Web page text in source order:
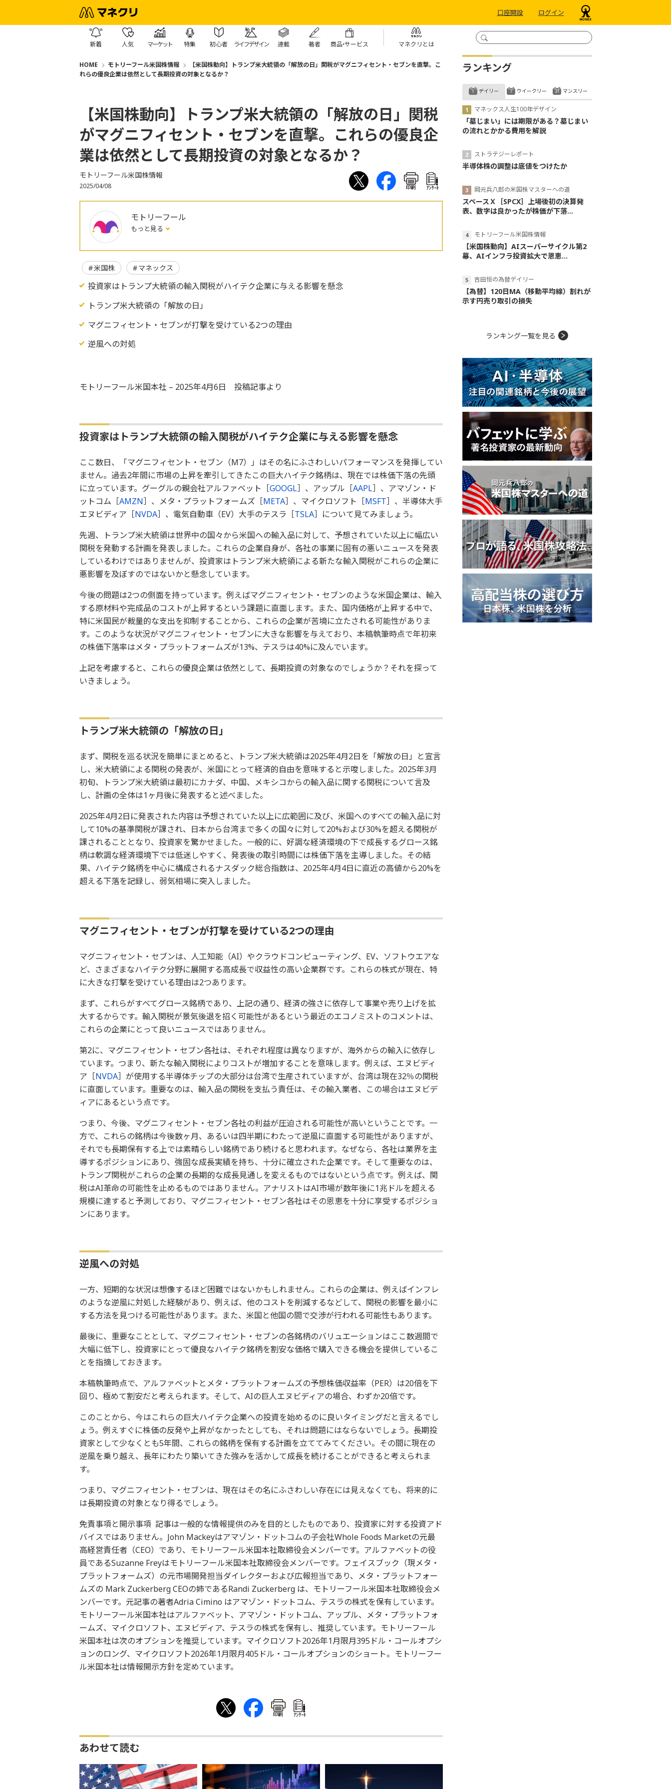
口座開設 ログイン
新着 人気 マーケット 特集 初心者 ライフデザイン 連載 著者 商品・サービス マネクリとは
HOME モトリーフール米国株情報
【米国株動向】トランプ米大統領の「解放の日」関税がマグニフィセント・セブンを直撃。こ
れらの優良企業は依然として長期投資の対象となるか？
【米国株動向】トランプ米大統領の「解放の日」関税
がマグニフィセント・セブンを直撃。これらの優良企
業は依然として長期投資の対象となるか？
モトリーフール米国株情報
2025/04/08 印刷 ｱﾝｹｰﾄ
モトリーフール
もっと見る
米国株 マネックス
投資家はトランプ大統領の輸入関税がハイテク企業に与える影響を懸念
トランプ米大統領の「解放の日」
マグニフィセント・セブンが打撃を受けている2つの理由
逆風への対処
モトリーフール米国本社 – 2025年4月6日 投稿記事より
投資家はトランプ大統領の輸入関税がハイテク企業に与える影響を懸念
ここ数日、「マグニフィセント・セブン（M7）」はその名にふさわしいパフォーマンスを発揮してい
ません。過去2年間に市場の上昇を牽引してきたこの巨大ハイテク銘柄は、現在では株価下落の先頭
に立っています。グーグルの親会社アルファベット［GOOGL］、アップル［AAPL］、アマゾン・ド
ットコム［AMZN］、メタ・プラットフォームズ［META］、マイクロソフト［MSFT］、半導体大手
エヌビディア［NVDA］、電気自動車（EV）大手のテスラ［TSLA］について見てみましょう。
先週、トランプ米大統領は世界中の国々から米国への輸入品に対して、予想されていた以上に幅広い
関税を発動する計画を発表しました。これらの企業自身が、各社の事業に固有の悪いニュースを発表
しているわけではありませんが、投資家はトランプ米大統領による新たな輸入関税がこれらの企業に
悪影響を及ぼすのではないかと懸念しています。
今後の問題は2つの側面を持っています。例えばマグニフィセント・セブンのような米国企業は、輸入
する原材料や完成品のコストが上昇するという課題に直面します。また、国内価格が上昇する中で、
特に米国民が裁量的な支出を抑制することから、これらの企業が苦境に立たされる可能性がありま
す。このような状況がマグニフィセント・セブンに大きな影響を与えており、本稿執筆時点で年初来
の株価下落率はメタ・プラットフォームズが13%、テスラは40%に及んでいます。
上記を考慮すると、これらの優良企業は依然として、長期投資の対象なのでしょうか？それを探って
いきましょう。
トランプ米大統領の「解放の日」
まず、関税を巡る状況を簡単にまとめると、トランプ米大統領は2025年4月2日を「解放の日」と宣言
し、米大統領による関税の発表が、米国にとって経済的自由を意味すると示唆しました。2025年3月
初旬、トランプ米大統領は最初にカナダ、中国、メキシコからの輸入品に関する関税について言及
し、計画の全体は1ヶ月後に発表すると述べました。
2025年4月2日に発表された内容は予想されていた以上に広範囲に及び、米国へのすべての輸入品に対
して10%の基準関税が課され、日本から台湾まで多くの国々に対して20%および30%を超える関税が
課されることとなり、投資家を驚かせました。一般的に、好調な経済環境の下で成長するグロース銘
柄は軟調な経済環境下では低迷しやすく、発表後の取引時間には株価下落を主導しました。その結
果、ハイテク銘柄を中心に構成されるナスダック総合指数は、2025年4月4日に直近の高値から20%を
超える下落を記録し、弱気相場に突入しました。
マグニフィセント・セブンが打撃を受けている2つの理由
マグニフィセント・セブンは、人工知能（AI）やクラウドコンピューティング、EV、ソフトウエアな
ど、さまざまなハイテク分野に展開する高成長で収益性の高い企業群です。これらの株式が現在、特
に大きな打撃を受けている理由は2つあります。
まず、これらがすべてグロース銘柄であり、上記の通り、経済の強さに依存して事業や売り上げを拡
大するからです。輸入関税が景気後退を招く可能性があるという最近のエコノミストのコメントは、
これらの企業にとって良いニュースではありません。
第2に、マグニフィセント・セブン各社は、それぞれ程度は異なりますが、海外からの輸入に依存し
ています。つまり、新たな輸入関税によりコストが増加することを意味します。例えば、エヌビディ
ア［NVDA］が使用する半導体チップの大部分は台湾で生産されていますが、台湾は現在32％の関税
に直面しています。重要なのは、輸入品の関税を支払う責任は、その輸入業者、この場合はエヌビデ
ィアにあるという点です。
つまり、今後、マグニフィセント・セブン各社の利益が圧迫される可能性が高いということです。一
方で、これらの銘柄は今後数ヶ月、あるいは四半期にわたって逆風に直面する可能性がありますが、
それでも長期保有する上では素晴らしい銘柄であり続けると思われます。なぜなら、各社は業界を主
導するポジションにあり、強固な成長実績を持ち、十分に確立された企業です。そして重要なのは、
トランプ関税がこれらの企業の長期的な成長見通しを変えるものではないという点です。例えば、関
税はAI革命の可能性を止めるものではありません。アナリストはAI市場が数年後に1兆ドルを超える
規模に達すると予測しており、マグニフィセント・セブン各社はその恩恵を十分に享受するポジショ
ンにあります。
逆風への対処
一方、短期的な状況は想像するほど困難ではないかもしれません。これらの企業は、例えばインフレ
のような逆風に対処した経験があり、例えば、他のコストを削減するなどして、関税の影響を最小に
する方法を見つける可能性があります。また、米国と他国の間で交渉が行われる可能性もあります。
最後に、重要なこととして、マグニフィセント・セブンの各銘柄のバリュエーションはここ数週間で
大幅に低下し、投資家にとって優良なハイテク銘柄を割安な価格で購入できる機会を提供しているこ
とを指摘しておきます。
本稿執筆時点で、アルファベットとメタ・プラットフォームズの予想株価収益率（PER）は20倍を下
回り、極めて割安だと考えられます。そして、AIの巨人エヌビディアの場合、わずか20倍です。
このことから、今はこれらの巨大ハイテク企業への投資を始めるのに良いタイミングだと言えるでし
ょう。例えすぐに株価の反発や上昇がなかったとしても、それは問題にはならないでしょう。長期投
資家として少なくとも5年間、これらの銘柄を保有する計画を立ててみてください。その間に現在の
逆風を乗り越え、長年にわたり築いてきた強みを活かして成長を続けることができると考えられま
す。
つまり、マグニフィセント・セブンは、現在はその名にふさわしい存在には見えなくても、将来的に
は長期投資の対象となり得るでしょう。
免責事項と開示事項 記事は一般的な情報提供のみを目的としたものであり、投資家に対する投資アド
バイスではありません。John Mackeyはアマゾン・ドットコムの子会社Whole Foods Marketの元最
高経営責任者（CEO）であり、モトリーフール米国本社取締役会メンバーです。アルファベットの役
員であるSuzanne Freyはモトリーフール米国本社取締役会メンバーです。フェイスブック（現メタ・
プラットフォームズ）の元市場開発担当ダイレクターおよび広報担当であり、メタ・プラットフォー
ムズの Mark Zuckerberg CEOの姉であるRandi Zuckerberg は、モトリーフール米国本社取締役会メ
ンバーです。元記事の著者Adria Cimino はアマゾン・ドットコム、テスラの株式を保有しています。
モトリーフール米国本社はアルファベット、アマゾン・ドットコム、アップル、メタ・プラットフォ
ームズ、マイクロソフト、エヌビディア、テスラの株式を保有し、推奨しています。モトリーフール
米国本社は次のオプションを推奨しています。マイクロソフト2026年1月限月395ドル・コールオプシ
ョンのロング、マイクロソフト2026年1月限月405ドル・コールオプションのショート。モトリーフー
ル米国本社は情報開示方針を定めています。
印刷 ｱﾝｹｰﾄ
あわせて読む
ランキング
デイリー
マネックス人生100年デザイン
「墓じまい」には期限がある？墓じまい
の流れとかかる費用を解説
ストラテジーレポート
半導体株の調整は底値をつけたか
岡元兵八郎の米国株マスターへの道
スペースＸ［SPCX］上場後初の決算発
表、数字は良かったが株価が下落...
モトリーフール米国株情報
【米国株動向】AIスーパーサイクル第2
幕、AIインフラ投資拡大で恩恵...
吉田恒の為替デイリー
【為替】120日MA（移動平均線）割れが
示す円売り取引の損失
ウイークリー マンスリー
ランキング一覧を見る